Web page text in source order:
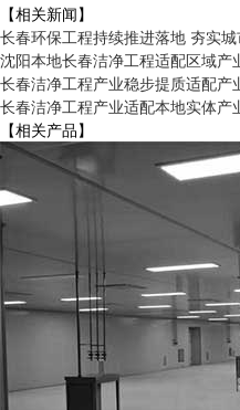
【相关新闻】
长春环保工程持续推进落地 夯实
沈阳本地长春洁净工程适配区域产
长春洁净工程产业稳步提质适配产
长春洁净工程产业适配本地实体产
【相关产品】